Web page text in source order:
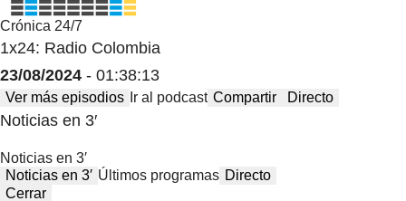
Crónica 24/7
1x24: Radio Colombia
23/08/2024 - 01:38:13
Ver más episodios Ir al podcast Compartir Directo
Noticias en 3′
Noticias en 3′
Noticias en 3′ Últimos programas Directo
Cerrar